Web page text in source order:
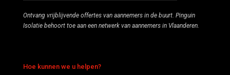
Ontvang vrijblijvende offertes van aannemers in de buurt. Pinguin
Isolatie behoort toe aan een netwerk van aannemers in Vlaanderen.
Hoe kunnen we u helpen?